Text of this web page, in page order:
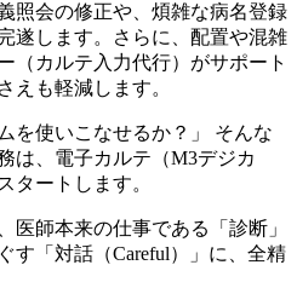
照会の修正や、煩雑な病名登録
遂します。さらに、配置や混雑
（カルテ入力代行）がサポート
えも軽減します。
を使いこなせるか？」 そんな
は、電子カルテ（M3デジカ
タートします。
医師本来の仕事である「診断」
す「対話（Careful）」に、全精